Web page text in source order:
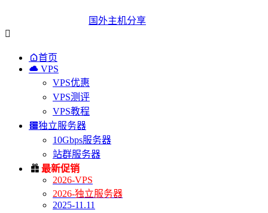
国外主机分享

首页
 VPS
VPS优惠
VPS测评
VPS教程
独立服务器
10Gbps服务器
站群服务器
 最新促销
2026-VPS
2026-独立服务器
2025-11.11